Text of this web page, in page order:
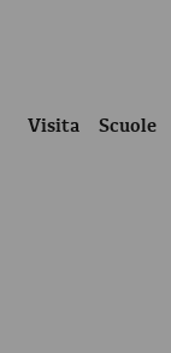
Visita Scuole